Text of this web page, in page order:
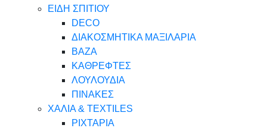
ΕΙΔΗ ΣΠΙΤΙΟΥ
DECO
ΔΙΑΚΟΣΜΗΤΙΚΑ ΜΑΞΙΛΑΡΙΑ
ΒΑΖΑ
ΚΑΘΡΕΦΤΕΣ
ΛΟΥΛΟΥΔΙΑ
ΠΙΝΑΚΕΣ
ΧΑΛΙΑ & TEXTILES
ΡΙΧΤΑΡΙΑ